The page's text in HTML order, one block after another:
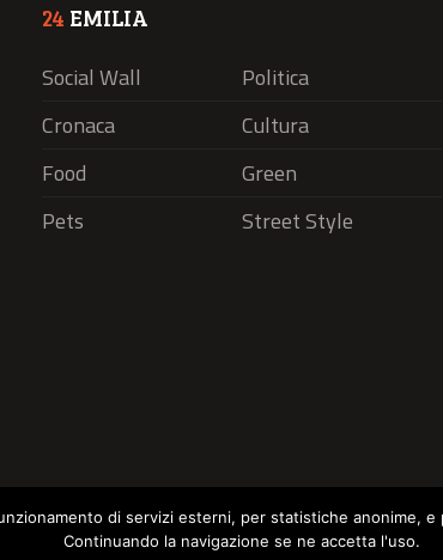
24 EMILIA
Social Wall
Politica
Cronaca
Cultura
Food
Green
Pets
Street Style
di servizi esterni, per statistiche anonime,
Continuando la navigazione se ne accetta l'uso.